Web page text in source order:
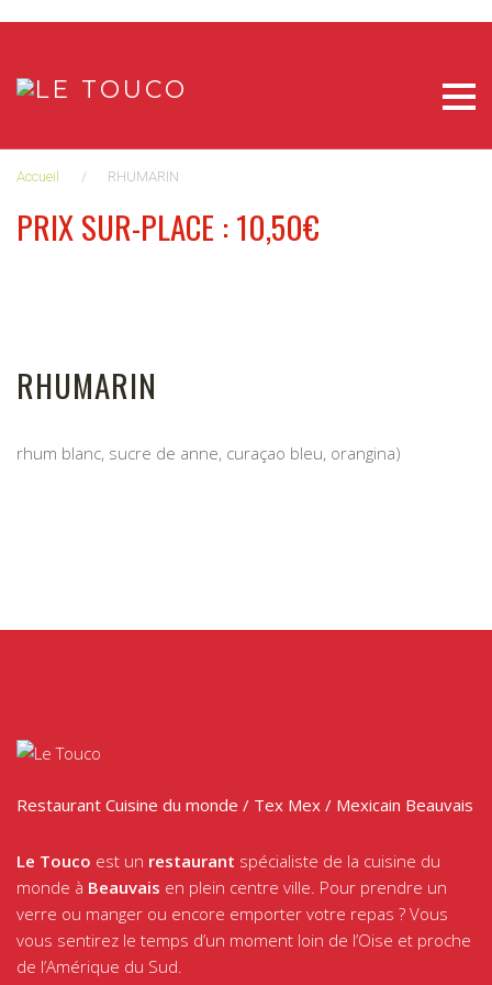
Accueil / RHUMARIN
RHUMARIN
rhum blanc, sucre de anne, curaçao bleu, orangina)
PRIX SUR-PLACE : 10,50€
Restaurant Cuisine du monde / Tex Mex / Mexicain Beauvais
Le Touco est un restaurant spécialiste de la cuisine du
monde à Beauvais en plein centre ville. Pour prendre un
verre ou manger ou encore emporter votre repas ? Vous
vous sentirez le temps d’un moment loin de l’Oise et proche
de l’Amérique du Sud.